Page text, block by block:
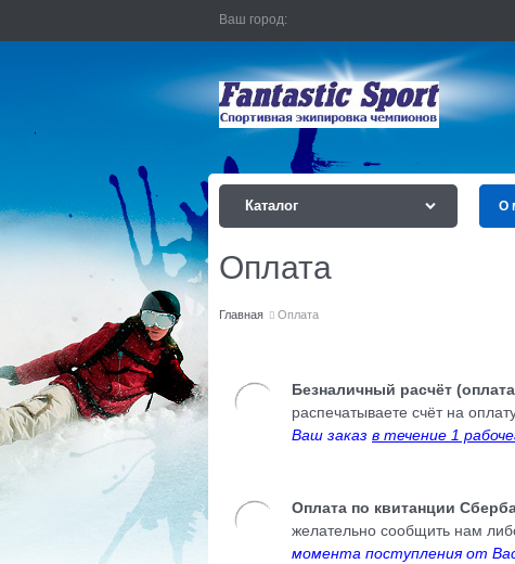
Ваш город:
Каталог О
Оплата
Главная Оплата
Безналичный расчёт
распечатываете счёт на
Ваш заказ в течение 1
Оплата по квитанции
желательно сообщить нам
момента поступления от